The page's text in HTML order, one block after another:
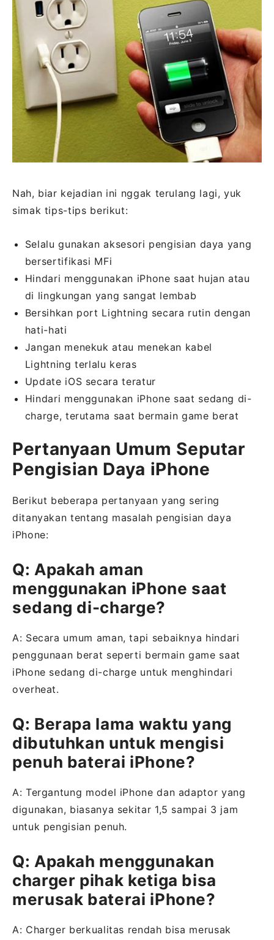
Nah, biar kejadian ini nggak terulang lagi, yuk
simak tips-tips berikut:
Selalu gunakan aksesori pengisian daya yang
bersertifikasi MFi
Hindari menggunakan iPhone saat hujan atau
di lingkungan yang sangat lembab
Bersihkan port Lightning secara rutin dengan
hati-hati
Jangan menekuk atau menekan kabel
Lightning terlalu keras
Update iOS secara teratur
Hindari menggunakan iPhone saat sedang di-
charge, terutama saat bermain game berat
Pertanyaan Umum Seputar
Pengisian Daya iPhone
Berikut beberapa pertanyaan yang sering
ditanyakan tentang masalah pengisian daya
iPhone:
Q: Apakah aman
menggunakan iPhone saat
sedang di-charge?
A: Secara umum aman, tapi sebaiknya hindari
penggunaan berat seperti bermain game saat
iPhone sedang di-charge untuk menghindari
overheat.
Q: Berapa lama waktu yang
dibutuhkan untuk mengisi
penuh baterai iPhone?
A: Tergantung model iPhone dan adaptor yang
digunakan, biasanya sekitar 1,5 sampai 3 jam
untuk pengisian penuh.
Q: Apakah menggunakan
charger pihak ketiga bisa
merusak baterai iPhone?
A: Charger berkualitas rendah bisa merusak